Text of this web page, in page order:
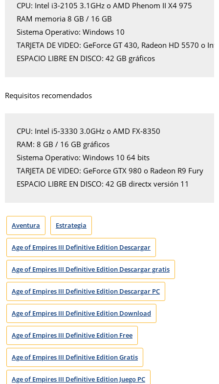
CPU: Intel i3-2105 3.1GHz o AMD Phenom II X4 975
RAM memoria 8 GB / 16 GB
Sistema Operativo: Windows 10
TARJETA DE VIDEO: GeForce GT 430, Radeon HD 5570 o
ESPACIO LIBRE EN DISCO: 42 GB gráficos
Requisitos recomendados
CPU: Intel i5-3330 3.0GHz o AMD FX-8350
RAM: 8 GB / 16 GB gráficos
Sistema Operativo: Windows 10 64 bits
TARJETA DE VIDEO: GeForce GTX 980 o Radeon R9 Fury
ESPACIO LIBRE EN DISCO: 42 GB directx versión 11
Aventura Estrategia
Age of Empires III Definitive Edition Descargar
Age of Empires III Definitive Edition Descargar gratis
Age of Empires III Definitive Edition Descargar PC
Age of Empires III Definitive Edition Download
Age of Empires III Definitive Edition Free
Age of Empires III Definitive Edition Gratis
Age of Empires III Definitive Edition Juego PC